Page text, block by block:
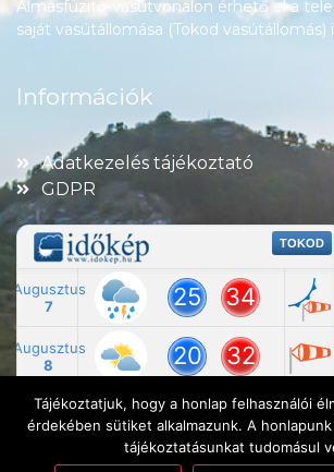
Almásfüzitő-vasútvonalon érhető el a
saját vasútállomása (Tokod vasútállomás)
Információk
Adatkezelés tájékoztató
GDPR
Tájékoztatjuk, hogy a honlap felhasználói
érdekében sütiket alkalmazunk. A
tájékoztatásunkat tudomásul